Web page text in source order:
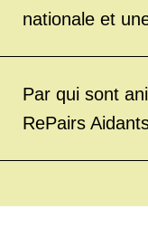
nationale et
Par qui sont
RePairs